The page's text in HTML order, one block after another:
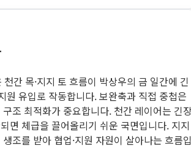
간 목·지지 토 흐름이 박상우의 금 일간에 긴
원 유입로 작동합니다. 보완축과 직접 중첩은
구조 최적화가 중요합니다. 천간 레이어는 긴
면 체급을 끌어올리기 쉬운 국면입니다. 지지
조를 받아 협업·지원 자원이 살아나는 흐름